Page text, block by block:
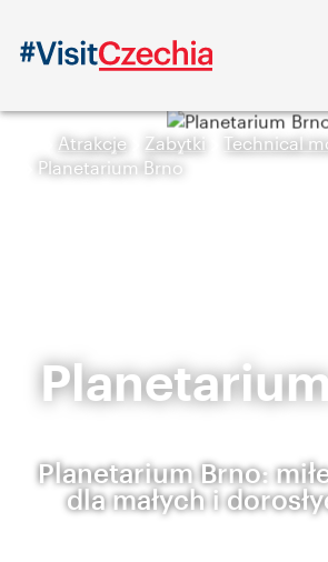
Atrakcje Zabytki
Technical
Planetarium Brno
Planetarium Brno:
dla małych i